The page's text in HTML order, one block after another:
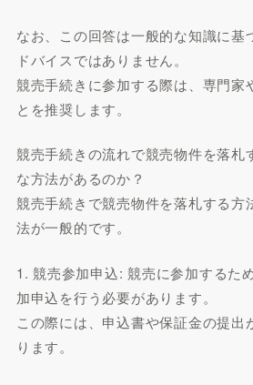
なお、この回答は一般的な知識に基
ドバイスではありません。
競売手続きに参加する際は、専門家
とを推奨します。
競売手続きの流れで競売物件を落札
な方法があるのか？
競売手続きで競売物件を落札する方
法が一般的です。
1. 競売参加申込: 競売に参加するた
加申込を行う必要があります。
この際には、申込書や保証金の提出
ります。